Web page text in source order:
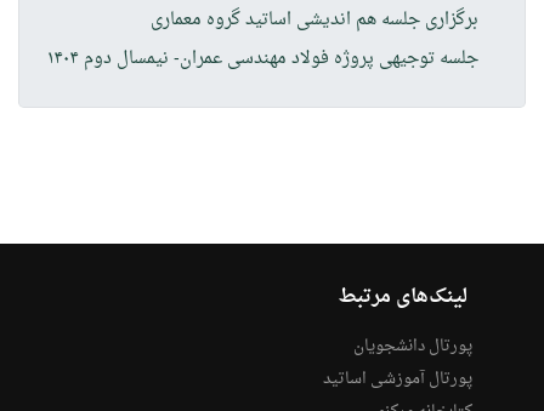
برگزاری جلسه هم اندیشی اساتید گروه معماری
جلسه توجیهی پروژه فولاد مهندسی عمران- نیمسال دوم ۱۴۰۴
لینک‌های مرتبط
پورتال دانشجویان
پورتال آموزشی اساتید